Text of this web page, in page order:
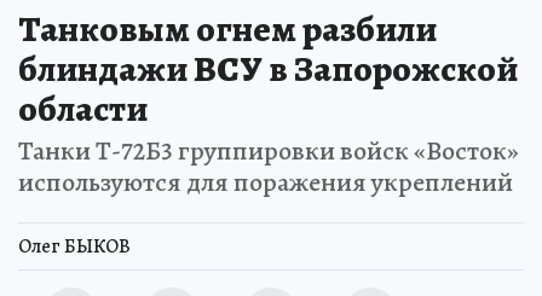
Танковым огнем разбили
блиндажи ВСУ в Запорожской
области
Танки Т-72Б3 группировки войск «Восток»
используются для поражения укреплений